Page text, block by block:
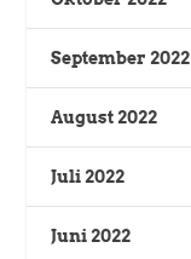
September 2022
August 2022
Juli 2022
Juni 2022